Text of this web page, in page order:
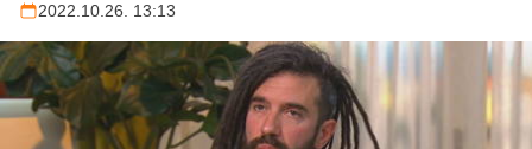
2022.10.26. 13:13